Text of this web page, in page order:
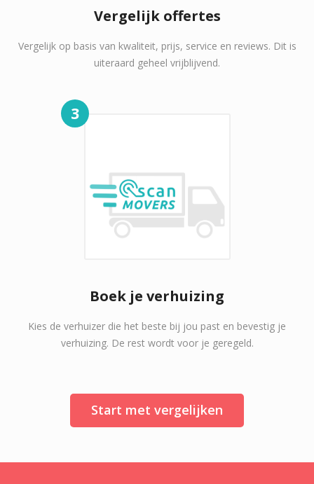
Vergelijk offertes
Vergelijk op basis van kwaliteit, prijs, service en reviews. Dit is
uiteraard geheel vrijblijvend.
3
Boek je verhuizing
Kies de verhuizer die het beste bij jou past en bevestig je
verhuizing. De rest wordt voor je geregeld.
Start met vergelijken